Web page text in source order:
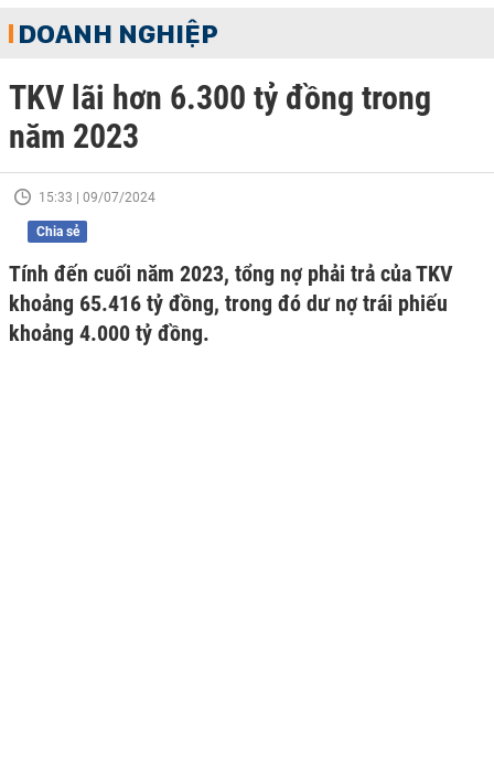
DOANH NGHIỆP
TKV lãi hơn 6.300 tỷ đồng trong
năm 2023
15:33 | 09/07/2024
Chia sẻ
Tính đến cuối năm 2023, tổng nợ phải trả của TKV
khoảng 65.416 tỷ đồng, trong đó dư nợ trái phiếu
khoảng 4.000 tỷ đồng.